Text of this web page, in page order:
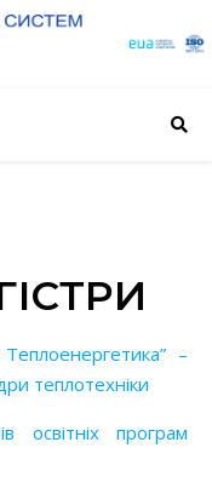
теплотехніки
освітніх програм